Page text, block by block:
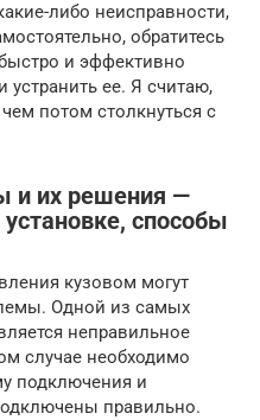
либо неисправности,
обратитесь
и эффективно
ее. Я считаю,
потом столкнуться с
и их решения —
способы
кузовом могут
Одной из самых
неправильное
случае необходимо
подключения и
правильно.